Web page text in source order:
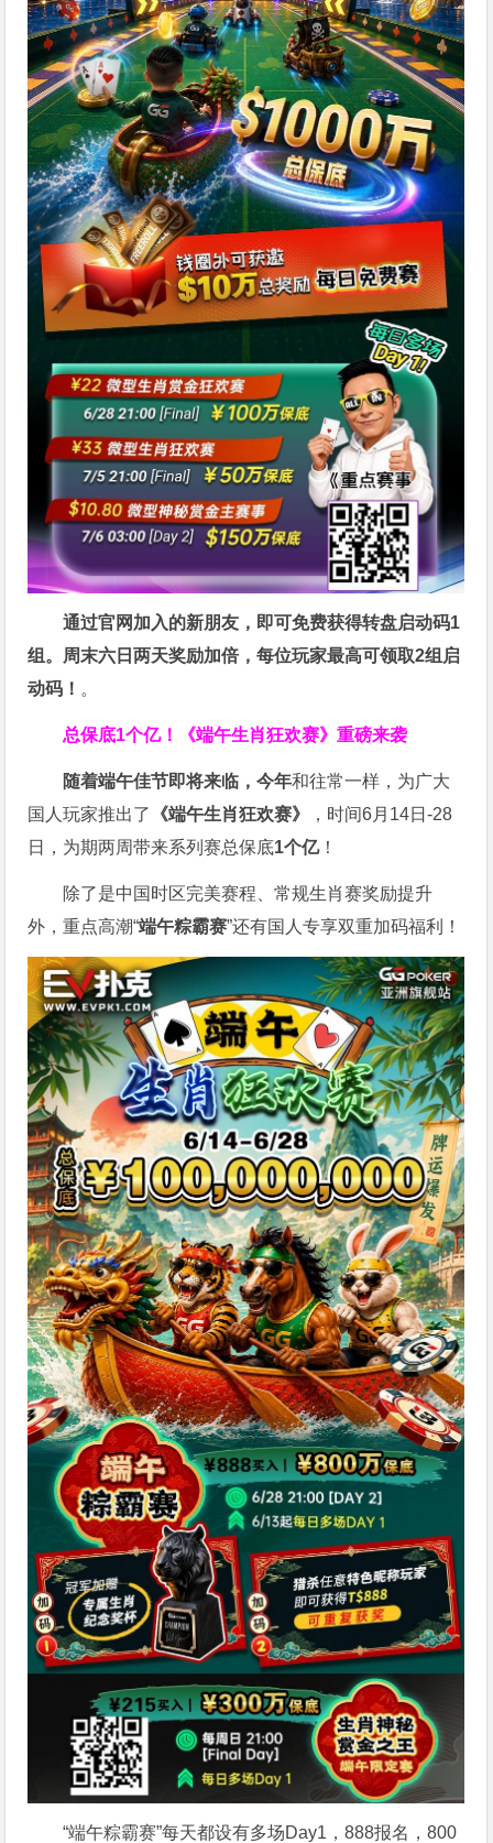
通过官网加入的新朋友，即可免费获得转盘启动码1
组。周末六日两天奖励加倍，每位玩家最高可领取2组启
动码！ 。
总保底1个亿！ 《端午生肖狂欢赛》重磅来袭
随着端午佳节即将来临，今年和往常一样，为广大
国人玩家推出了
《端午生肖狂欢赛》
，时间6月14日-28
日，为期两周带来系列赛总保底1个亿！
除了是中国时区完美赛程、常规生肖赛奖励提升
外，重点高潮“端午粽霸赛”还有国人专享双重加码福利！
“端午粽霸赛”每天都设有多场Day1，888报名，800